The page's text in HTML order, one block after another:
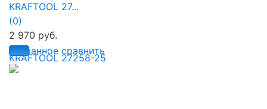
избранное сравнить
KRAFTOOL 27...
(0)
2 970 руб.